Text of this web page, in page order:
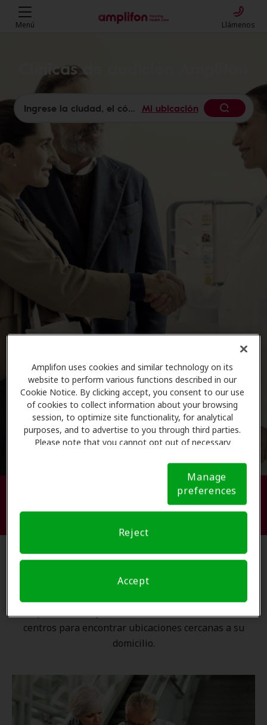
Amplifon uses cookies and similar technology on its
website to perform various functions described in our
Cookie Notice. By clicking accept, you consent to our use
of cookies to collect information about your browsing
session, to optimize site functionality, for analytical
purposes, and to advertise to you through third parties.
Please note that you cannot opt out of necessary
Notice (link here below). If you are using an opt-out
preference signal, we will honor that signal. Cookie
Manage
preferences
Reject
Accept
Menú Llámenos
Clínicas de audición Amplifon
Mi ubicación
Busque su centro de atención
auditiva.
Gracias a nuestra
, ningún proveedor de
centros para encontrar ubicaciones cercanas a su
domicilio.